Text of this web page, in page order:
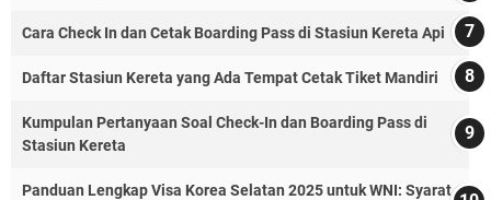
Cara Check In dan Cetak Boarding Pass di Stasiun Kereta Api
Daftar Stasiun Kereta yang Ada Tempat Cetak Tiket Mandiri
Kumpulan Pertanyaan Soal Check-In dan Boarding Pass di
Stasiun Kereta
Panduan Lengkap Visa Korea Selatan 2025 untuk WNI: Syarat,